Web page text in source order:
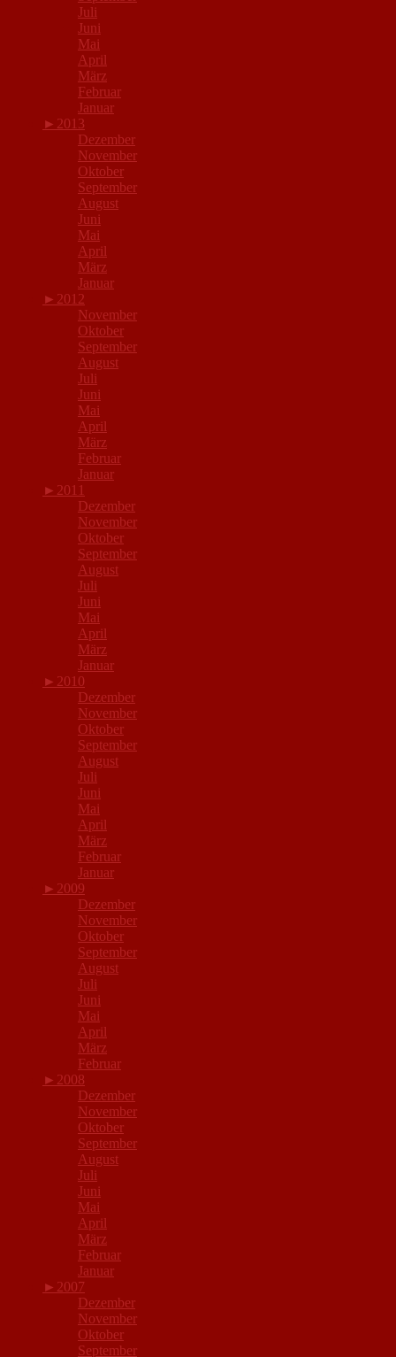
Juli
Juni
Mai
April
März
Februar
Januar
► 2013
Dezember
November
Oktober
September
August
Juni
Mai
April
März
Januar
► 2012
November
Oktober
September
August
Juli
Juni
Mai
April
März
Februar
Januar
► 2011
Dezember
November
Oktober
September
August
Juli
Juni
Mai
April
März
Januar
► 2010
Dezember
November
Oktober
September
August
Juli
Juni
Mai
April
März
Februar
Januar
► 2009
Dezember
November
Oktober
September
August
Juli
Juni
Mai
April
März
Februar
► 2008
Dezember
November
Oktober
September
August
Juli
Juni
Mai
April
März
Februar
Januar
► 2007
Dezember
November
Oktober
September